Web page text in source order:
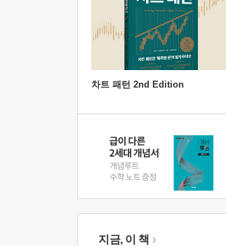
차트 패턴 2nd Edition
지금, 이 책